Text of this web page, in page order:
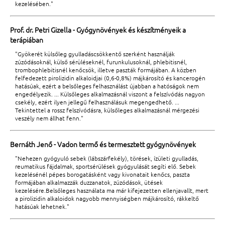
kezelésében."
Prof. dr. Petri Gizella - Gyógynövények és készítményeik a
terápiában
"Gyökerét külsőleg gyulladáscsökkentő szerként használják
zúzódásoknál, külső sérüléseknél, furunkulusoknál, phlebitisnél,
trombophlebitisnél kenőcsök, illetve paszták formájában. A közben
felfedezett pirolizidin alkaloidjai (0,6-0,8%) májkárosító és kancerogén
hatásúak, ezért a belsőleges felhasználást újabban a hatóságok nem
engedélyezik. ... Külsőleges alkalmazásnál viszont a felszívódás nagyon
csekély, ezért ilyen jellegű felhasználásuk megengedhető. ...
Tekintettel a rossz felszívódásra, külsőleges alkalmazásnál mérgezési
veszély nem állhat fenn."
Bernáth Jenő - Vadon termő és termesztett gyógynövények
"Nehezen gyógyuló sebek (lábszárfekély), törések, ízületi gyulladás,
reumatikus fájdalmak, sportsérülések gyógyulását segíti elő. Sebek
kezelésénél pépes borogatásként vagy kivonatait kenőcs, paszta
formájában alkalmazzák duzzanatok, zúzódások, ütések
kezelésére.Belsőleges használata ma már kifejezetten ellenjavallt, mert
a pirolizidin alkaloidok nagyobb mennyiségben májkárosító, rákkeltő
hatásúak lehetnek."